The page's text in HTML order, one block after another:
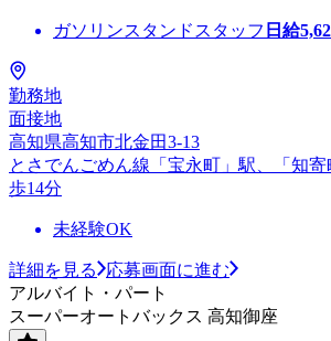
ガソリンスタンドスタッフ 日給
勤務地
面接地
高知県高知市北金田3-13
とさでんごめん線「宝永町」駅、「知
歩14分
未経験OK
詳細を見る
応募画面に進む
アルバイト・パート
スーパーオートバックス 高知御座